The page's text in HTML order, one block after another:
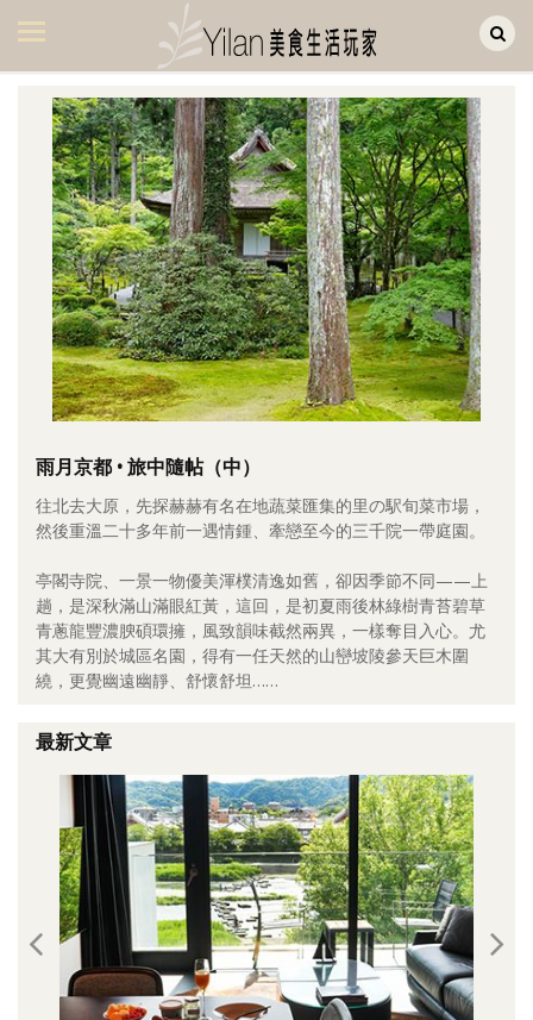
美食集
美飲集
廚房集
旅遊集
旅遊美食集
生活風
書房集
日記簿
餐桌週記
享樂隨手拍
影音區
創意出版服務
關於Yilan
個人著作
活動實況記錄
媒體報導一覽
合作與代言
訂閱電子報
雨月京都 • 旅中隨帖（中）
往北去大原，先探赫赫有名在地蔬菜匯集的里の駅旬菜市場，
然後重溫二十多年前一遇情鍾、牽戀至今的三千院一帶庭園。
亭閣寺院、一景一物優美渾樸清逸如舊，卻因季節不同——上
趟，是深秋滿山滿眼紅黃，這回，是初夏雨後林綠樹青苔碧草
青蔥龍豐濃腴碩環擁，風致韻味截然兩異，一樣奪目入心。尤
其大有別於城區名園，得有一任天然的山巒坡陵參天巨木圍
繞，更覺幽遠幽靜、舒懷舒坦……
最新文章